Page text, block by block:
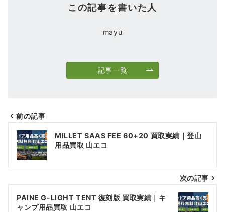
この記事を書いた人
mayu
記事一覧
投
稿
ナ
ビ
ゲ
前の記事
MILLET SAAS FEE 60+20 買取実績｜登山
用品買取 山エコ
次の記事
PAINE G-LIGHT TENT 復刻版 買取実績｜キ
ャンプ用品買取 山エコ